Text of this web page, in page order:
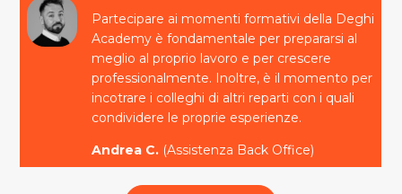
Partecipare ai momenti formativi della Deghi
Academy è fondamentale per prepararsi al
meglio al proprio lavoro e per crescere
professionalmente. Inoltre, è il momento per
incotrare i colleghi di altri reparti con i quali
condividere le proprie esperienze.
Andrea C. (Assistenza Back Office)